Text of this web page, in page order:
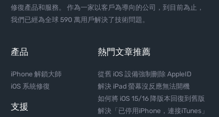
修復產品和服務。 作為一家以客戶為導向的公司，到目前為止，
我們已經為全球 590 萬用戶解決了技術問題。
產品
iPhone 解鎖大師
iOS 系統修復
支援
熱門文章推薦
從舊 iOS 設備強制刪除 AppleID
解決 iPad 螢幕沒反應無法開機
如何將 iOS 15/16 降版本回復到舊版
解決「已停用iPhone，連接iTunes」